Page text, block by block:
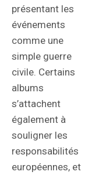
présentant les
événements
comme une
simple guerre
civile. Certains
albums
s’attachent
également à
souligner les
responsabilités
européennes, et